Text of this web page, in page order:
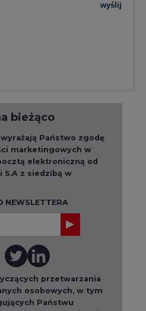
wyślij
bieżąco
Państwo zgodę
marketingowych w
elektroniczną od
S.A z siedzibą w
NEWSLETTERA
przetwarzania
osobowych, w tym
Państwu